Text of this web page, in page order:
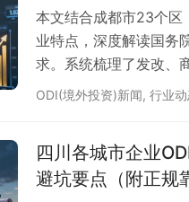
本文结合成都市23个区
业特点，深度解读国务
求。系统梳理了发改、
区县申报重点及常用材
ODI(境外投资)新闻, 行业
四川各城市企业
避坑要点（附正规